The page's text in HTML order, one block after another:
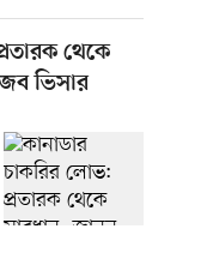
থেকে
ভিসার